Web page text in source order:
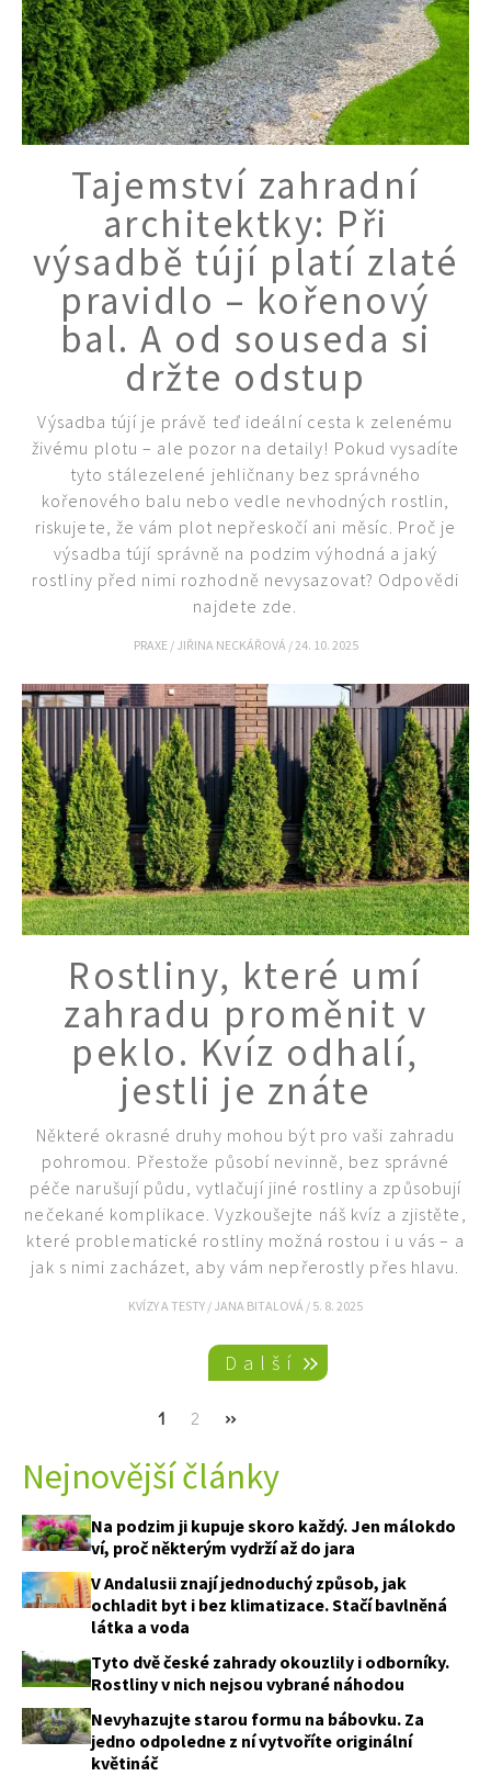
Tajemství zahradní
architektky: Při
výsadbě tújí platí zlaté
pravidlo – kořenový
bal. A od souseda si
držte odstup
Výsadba tújí je právě teď ideální cesta k zelenému
živému plotu – ale pozor na detaily! Pokud vysadíte
tyto stálezelené jehličnany bez správného
kořenového balu nebo vedle nevhodných rostlin,
riskujete, že vám plot nepřeskočí ani měsíc. Proč je
výsadba tújí správně na podzim výhodná a jaký
rostliny před nimi rozhodně nevysazovat? Odpovědi
najdete zde.
PRAXE / JIŘINA NECKÁŘOVÁ / 24. 10. 2025
Rostliny, které umí
zahradu proměnit v
peklo. Kvíz odhalí,
jestli je znáte
Některé okrasné druhy mohou být pro vaši zahradu
pohromou. Přestože působí nevinně, bez správné
péče narušují půdu, vytlačují jiné rostliny a způsobují
nečekané komplikace. Vyzkoušejte náš kvíz a zjistěte,
které problematické rostliny možná rostou i u vás – a
jak s nimi zacházet, aby vám nepřerostly přes hlavu.
KVÍZY A TESTY / JANA BITALOVÁ / 5. 8. 2025
Pagination
Další
Current
1 Page
2
Next
››
Nejnovější články
Na podzim ji kupuje skoro každý. Jen málokdo
ví, proč některým vydrží až do jara
V Andalusii znají jednoduchý způsob, jak
ochladit byt i bez klimatizace. Stačí bavlněná
látka a voda
Tyto dvě české zahrady okouzlily i odborníky.
Rostliny v nich nejsou vybrané náhodou
Nevyhazujte starou formu na bábovku. Za
jedno odpoledne z ní vytvoříte originální
květináč